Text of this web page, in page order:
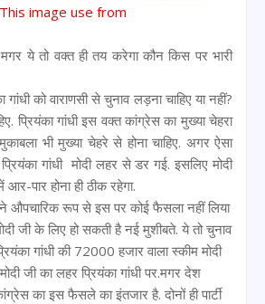
This image use from
ये तो वक्त ही तय करेगा कौन किस पर भारी
को वाराणसी से चुनाव लड़ना चाहिए या नहीं?
प्रियंका गांधी इस वक्त कांग्रेस का मुख्या चेहरा
भी मुख्या चेहरे से होना चाहिए. अगर ऐसा
गांधी मोदी लहर से डर गई. इसलिए मोदी
पार होना ही ठीक रहेगा.
औपचारिक रूप से इस पर कोई फैसला नहीं लिया
जी के लिए हो सकती है नई मुशीबते. ये तो चुनाव
गांधी की 72000 हजार वाला स्कीम मोदी
जी का लहर प्रियंका गांधी पर.मगर देश
का इस फैसले का इंतजार है. दोनों ही पार्टी